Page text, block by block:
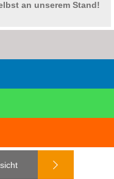
an unserem Stand!